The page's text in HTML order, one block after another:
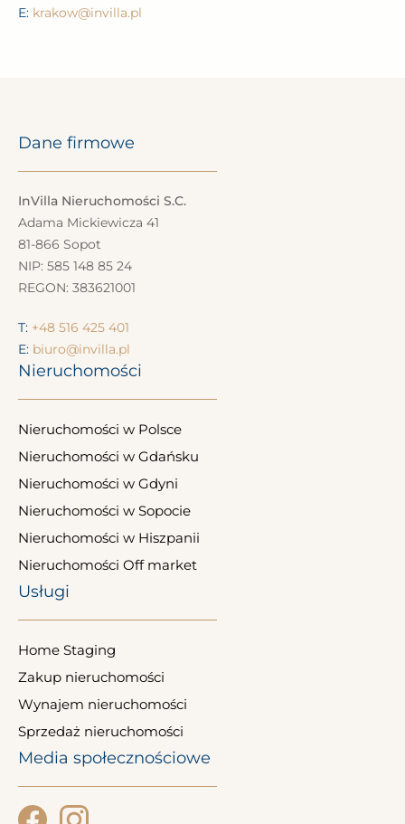
E: krakow@invilla.pl
Dane firmowe
InVilla Nieruchomości S.C.
Adama Mickiewicza 41
81-866 Sopot
NIP: 585 148 85 24
REGON: 383621001
T: +48 516 425 401
E: biuro@invilla.pl
Nieruchomości
Nieruchomości w Polsce
Nieruchomości w Gdańsku
Nieruchomości w Gdyni
Nieruchomości w Sopocie
Nieruchomości w Hiszpanii
Nieruchomości Off market
Usługi
Home Staging
Zakup nieruchomości
Wynajem nieruchomości
Sprzedaż nieruchomości
Media społecznościowe